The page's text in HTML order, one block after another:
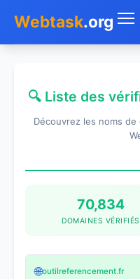
Webtask.org
Whois🔍 Liste des
Découvrez les noms
70,834
DOMAINES VÉRIFIÉS
🌐outilreferencement.fr